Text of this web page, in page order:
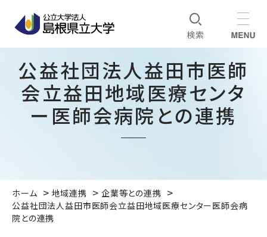
公益社団法人益田市医師
会立益田地域医療センタ
ー医師会病院との連携
ホーム 地域連携
企業等との連携
公益社団法人益田市医師会立益田地域医療センター医師会病
院との連携